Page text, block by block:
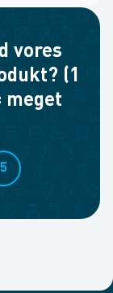
vores
(1
meget
5